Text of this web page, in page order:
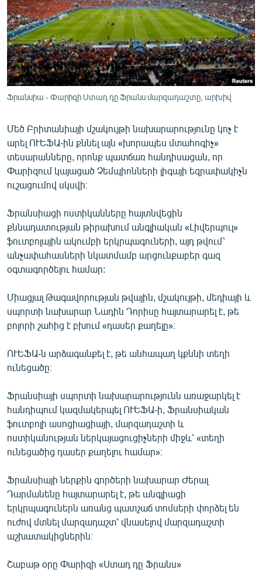
ՄՇԱԿՈՒՅԹ
ՍՊՈՐՏ
ՄԵԿՆԱԲԱՆՈՒԹՅՈՒՆ
ՏՏ ԵՒ ԻՆՏԵՐՆԵՏ
ՏԵՍԱՆՅՈՒԹԵՐ
ԲԱՆԱՎԵՃ
ՁԳՏԵԼՈՎ ԼԱՎԱԳՈՒՅՆԻՆ
Հայերեն
English
Русский
ՀԵՏԵՎԵՔ ՄԵԶ
Ֆրանսիա - Փարիզի Ստադ դը Ֆրանս մարզադաշտը, արխիվ
Մեծ Բրիտանիայի մշակույթի նախարարությունը կոչ է
արել ՈՒԵՖԱ-ին քննել այն «խորապես մտահոգիչ»
տեսարանները, որոնք պատճառ հանդիսացան, որ
Փարիզում կայացած Չեմպիոնների լիգայի եզրափակիչն
ուշացումով սկսվի։
Ֆրանսիացի ոստիկանները հայտնվեցին
քննադատության թիրախում անգլիական «Լիվերպուլ»
ֆուտբոլային ակումբի երկրպագուների, այդ թվում՝
անչափահասների նկատմամբ արցունքաբեր գազ
օգտագործելու համար:
Միացյալ Թագավորության թվային, մշակույթի, մեդիայի և
սպորտի նախարար Նադին Դորիսը հայտարարել է, թե
բոլորի շահից է բխում «դասեր քաղելը»։
ՈՒԵՖԱ-ն արձագանքել է, թե անհապաղ կքննի տեղի
ունեցածը։
Ֆրանսիայի սպորտի նախարարությունն առաջարկել է
հանդիպում կազմակերպել ՈՒԵՖԱ-ի, Ֆրանսիական
ֆուտբոլի ասոցիացիայի, մարզադաշտի և
ոստիկանության ներկայացուցիչների միջև՝ «տեղի
ունեցածից դասեր քաղելու համար»։
Ֆրանսիայի ներքին գործերի նախարար Ժերալ
Դարմանենը հայտարարել է, թե անգլիացի
երկրպագուներն առանց պատշաճ տոմսերի փորձել են
ուժով մտնել մարզադաշտ՝ վնասելով մարզադաշտի
աշխատակիցներին։
Շաբաթ օրը Փարիզի «Ստադ դը Ֆրանս»